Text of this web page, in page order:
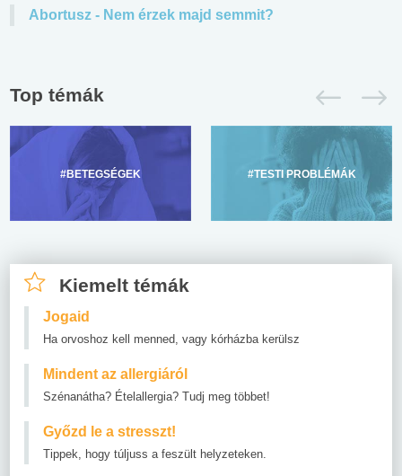
Abortusz - Nem érzek majd semmit?
Top témák
#BETEGSÉGEK #TESTI PROBLÉMÁK
Kiemelt témák
Jogaid
Ha orvoshoz kell menned, vagy kórházba kerülsz
Mindent az allergiáról
Szénanátha? Ételallergia? Tudj meg többet!
Győzd le a stresszt!
Tippek, hogy túljuss a feszült helyzeteken.